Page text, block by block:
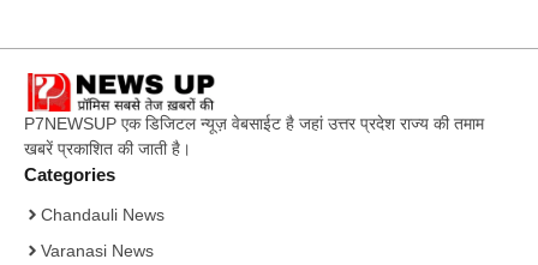
P7NEWSUP एक डिजिटल न्यूज़ वेबसाईट है जहां उत्तर प्रदेश राज्य की तमाम
खबरें प्रकाशित की जाती है।
Categories
Chandauli News
Varanasi News